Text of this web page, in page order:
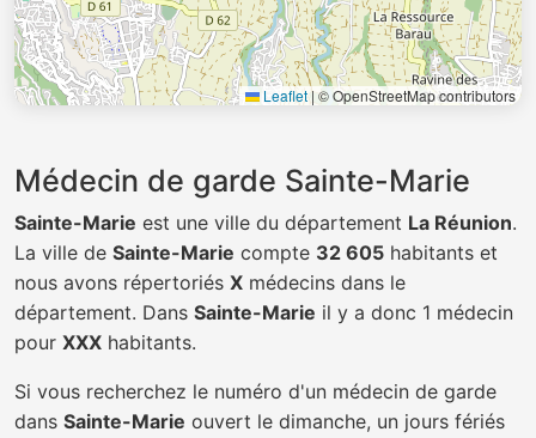
Leaflet | © OpenStreetMap contributors
Médecin de garde Sainte-Marie
Sainte-Marie est une ville du département La Réunion.
La ville de Sainte-Marie compte 32 605 habitants et
nous avons répertoriés X médecins dans le
département. Dans Sainte-Marie il y a donc 1 médecin
pour XXX habitants.
Si vous recherchez le numéro d'un médecin de garde
dans Sainte-Marie ouvert le dimanche, un jours fériés